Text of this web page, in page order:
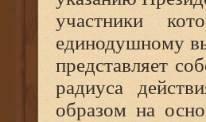
участники
единодушному
представляет
радиуса
образом на